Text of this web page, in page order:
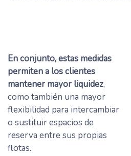
En conjunto, estas medidas
permiten a los clientes
mantener mayor liquidez,
como también una mayor
flexibilidad para intercambiar
o sustituir espacios de
reserva entre sus propias
flotas.